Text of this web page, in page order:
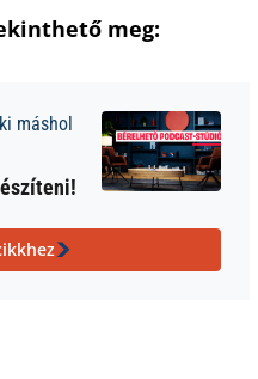
meg:
máshol